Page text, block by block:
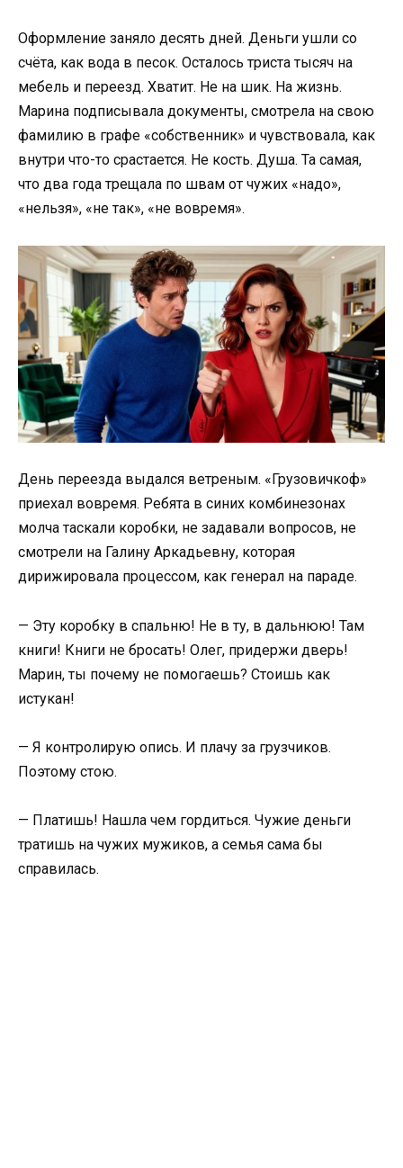
Оформление заняло десять дней. Деньги ушли со
счёта, как вода в песок. Осталось триста тысяч на
мебель и переезд. Хватит. Не на шик. На жизнь.
Марина подписывала документы, смотрела на свою
фамилию в графе «собственник» и чувствовала, как
внутри что-то срастается. Не кость. Душа. Та самая,
что два года трещала по швам от чужих «надо»,
«нельзя», «не так», «не вовремя».
День переезда выдался ветреным. «Грузовичкоф»
приехал вовремя. Ребята в синих комбинезонах
молча таскали коробки, не задавали вопросов, не
смотрели на Галину Аркадьевну, которая
дирижировала процессом, как генерал на параде.
— Эту коробку в спальню! Не в ту, в дальнюю! Там
книги! Книги не бросать! Олег, придержи дверь!
Марин, ты почему не помогаешь? Стоишь как
истукан!
— Я контролирую опись. И плачу за грузчиков.
Поэтому стою.
— Платишь! Нашла чем гордиться. Чужие деньги
тратишь на чужих мужиков, а семья сама бы
справилась.